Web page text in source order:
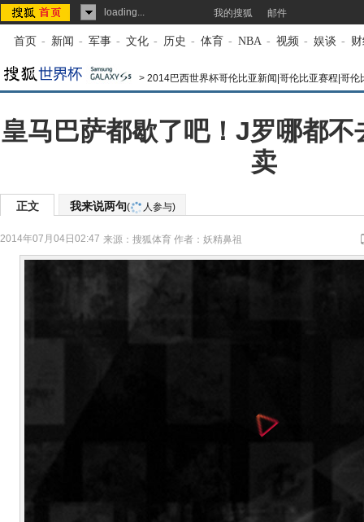
loading... 我的搜狐 邮件
首页 - 新闻 - 军事 - 文化 - 历史 - 体育 - NBA - 视频 - 娱谈 -
> 2014巴西世界杯哥伦比亚新闻|哥伦比亚赛程|哥伦
皇马巴萨都歇了吧！J罗哪都
卖
正文 我来说两句( 人参与)
2014年07月04日02:47 来源： 搜狐体育 作者：妖精鼻祖